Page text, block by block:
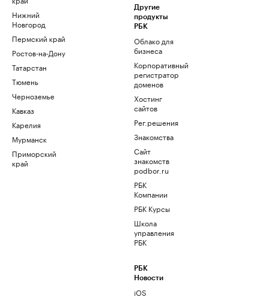
Нижний
Новгород
Пермский край
Ростов-на-Дону
Татарстан
Тюмень
Черноземье
Кавказ
Карелия
Мурманск
Приморский
край
Другие
продукты
РБК
Облако для
бизнеса
Корпоративный
регистратор
доменов
Хостинг
сайтов
Рег.решения
Знакомства
Сайт
знакомств
podbor.ru
РБК
Компании
РБК Курсы
Школа
управления
РБК
РБК
Новости
iOS